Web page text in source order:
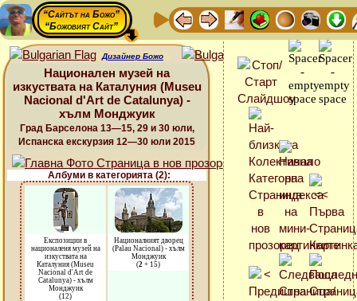
“Сайтът на Божо”
“Божовият Сайт”
Дизайнер Божо
Национален музей на
изкуствата на Каталуния (Museu
Nacional d'Art de Catalunya) -
хълм Монджуик
Град Барселона 13—15, 29 и 30 юли,
Испанска екскурзия 12—30 юли 2015
Албуми в категорията (2):
Експозиции в
националеня музей на
изкуствата на
Каталуния (Museu
Nacional d'Art de
Catalunya) - хълм
Монджуик
(12)
Националният дворец
(Palau Nacional) - хълм
Монджуик
(2 + 15)